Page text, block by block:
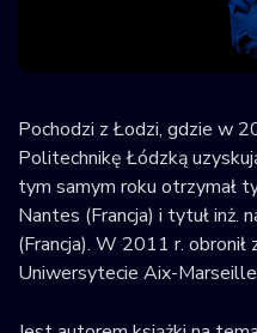
Pochodzi z Łodzi, gdzie w
Politechnikę Łódzką
tym samym roku otrzymał
Nantes (Francja) i tytuł inż.
(Francja). W 2011 r.
Uniwersytecie Aix-Marseille